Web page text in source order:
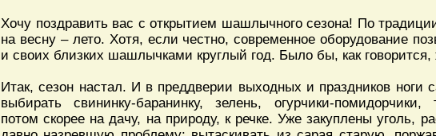
Хочу поздравить вас с открытием шашлычного сезона! По
на весну – лето. Хотя, если честно, современное оборудование
и своих близких шашлычками круглый год. Было бы, как говорится,
Итак, сезон настал. И в преддверии выходных и праздников ноги
выбирать свининку-баранинку, зелень, огурчики-
потом скорее на дачу, на природу, к речке. Уже закуплены уголь,